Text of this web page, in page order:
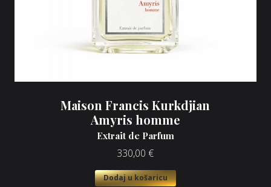
Maison Francis Kurkdjian
Amyris homme
Extrait de Parfum
330,00 €
Dodaj u košaricu